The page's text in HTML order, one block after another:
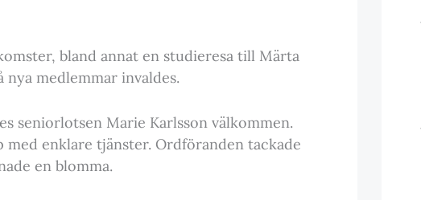
bland annat en studieresa till Märta
nya medlemmar invaldes.
seniorlotsen Marie Karlsson välkommen.
enklare tjänster. Ordföranden tackade
en blomma.